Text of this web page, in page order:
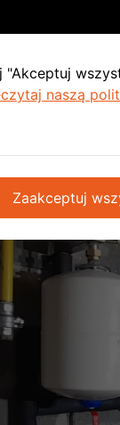
dąży do
"Akceptuj
naszą
Zaakceptuj